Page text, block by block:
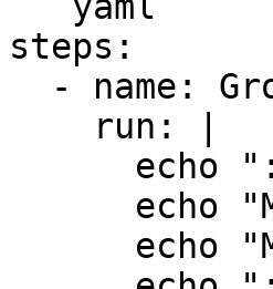
steps: